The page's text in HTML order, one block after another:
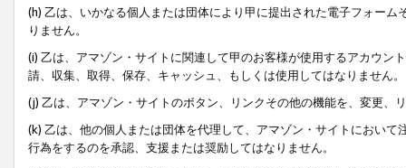
(h) 乙は、いかなる個人または団体により甲に提出された電子フォー
りません。
(i) 乙は、アマゾン・サイトに関連して甲のお客様が使用するアカウン
請、収集、取得、保存、キャッシュ、もしくは使用してはなりません。
(j) 乙は、アマゾン・サイトのボタン、リンクその他の機能を、変更、
(k) 乙は、他の個人または団体を代理して、アマゾン・サイトにおい
行為をするのを承認、支援または奨励してはなりません。